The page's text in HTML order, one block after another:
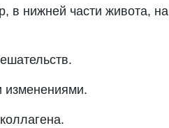
в нижней части живота, на
изменениями.